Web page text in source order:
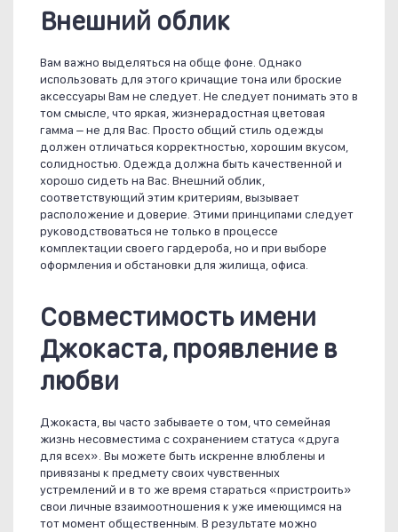
Внешний облик
Вам важно выделяться на обще фоне. Однако
использовать для этого кричащие тона или броские
аксессуары Вам не следует. Не следует понимать это в
том смысле, что яркая, жизнерадостная цветовая
гамма – не для Вас. Просто общий стиль одежды
должен отличаться корректностью, хорошим вкусом,
солидностью. Одежда должна быть качественной и
хорошо сидеть на Вас. Внешний облик,
соответствующий этим критериям, вызывает
расположение и доверие. Этими принципами следует
руководствоваться не только в процессе
комплектации своего гардероба, но и при выборе
оформления и обстановки для жилища, офиса.
Совместимость имени
Джокаста, проявление в
любви
Джокаста, вы часто забываете о том, что семейная
жизнь несовместима с сохранением статуса «друга
для всех». Вы можете быть искренне влюблены и
привязаны к предмету своих чувственных
устремлений и в то же время стараться «пристроить»
свои личные взаимоотношения к уже имеющимся на
тот момент общественным. В результате можно